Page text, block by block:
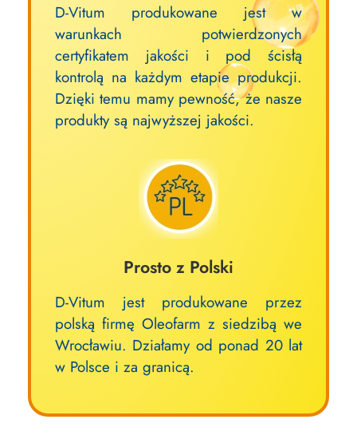
D-Vitum produkowane jest w
warunkach potwierdzonych
certyfikatem jakości i pod ścisłą
kontrolą na każdym etapie produkcji.
Dzięki temu mamy pewność, że nasze
produkty są najwyższej jakości.
Prosto z Polski
D-Vitum jest produkowane przez
polską firmę Oleofarm z siedzibą we
Wrocławiu. Działamy od ponad 20 lat
w Polsce i za granicą.